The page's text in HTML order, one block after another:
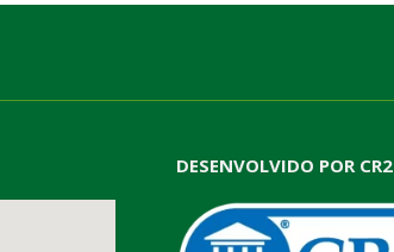
DESENVOLVIDO POR CR2